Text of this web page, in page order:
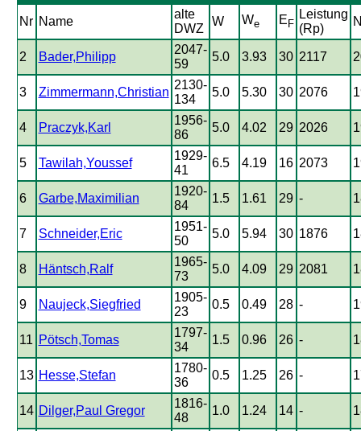
Nr Name
alte
DWZ
W We E F
Leistung
(Rp)
2 Bader,Philipp
2047-
59
5.0 3.93 30 2117
3 Zimmermann,Christian
2130-
134
5.0 5.30 30 2076
4 Praczyk,Karl
1956-
86
5.0 4.02 29 2026
5 Tawilah,Youssef
1929-
41
6.5 4.19 16 2073
6 Garbe,Maximilian
1920-
84
1.5 1.61 29 -
7 Schneider,Eric
1951-
50
5.0 5.94 30 1876
8 Häntsch,Ralf
1965-
73
5.0 4.09 29 2081
9 Naujeck,Siegfried
1905-
23
0.5 0.49 28 -
11 Pötsch,Tomas
1797-
34
1.5 0.96 26 -
13 Hesse,Stefan
1780-
36
0.5 1.25 26 -
14 Dilger,Paul Gregor
1816-
48
1.0 1.24 14 -